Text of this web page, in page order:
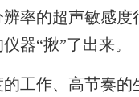
的超声敏感度
器“揪”了出来。
作、高节奏的